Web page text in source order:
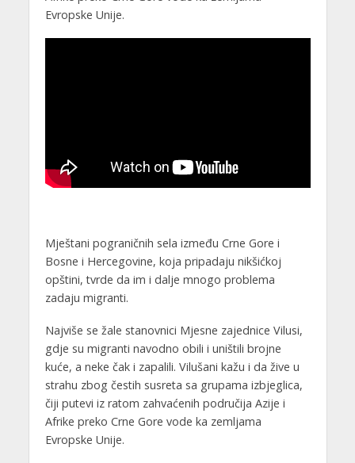
Evropske Unije.
Mještani pograničnih sela između Crne Gore i
Bosne i Hercegovine, koja pripadaju nikšićkoj
opštini, tvrde da im i dalje mnogo problema
zadaju migranti.
Najviše se žale stanovnici Mjesne zajednice Vilusi,
gdje su migranti navodno obili i uništili brojne
kuće, a neke čak i zapalili. Vilušani kažu i da žive u
strahu zbog čestih susreta sa grupama izbjeglica,
čiji putevi iz ratom zahvaćenih područija Azije i
Afrike preko Crne Gore vode ka zemljama
Evropske Unije.